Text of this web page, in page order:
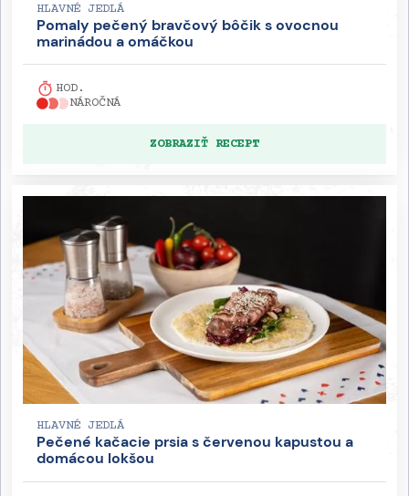
HLAVNÉ JEDLÁ
Pomaly pečený bravčový bôčik s ovocnou
marinádou a omáčkou
HOD.
NÁROČNÁ
ZOBRAZIŤ RECEPT
HLAVNÉ JEDLÁ
Pečené kačacie prsia s červenou kapustou a
domácou lokšou